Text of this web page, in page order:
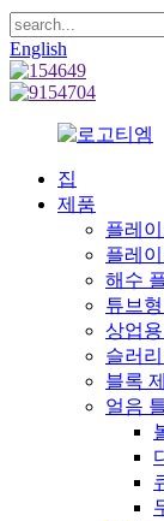
English
집
제품
플레
플레
해수
튜브형
상업용
슬러리
블록
얼음